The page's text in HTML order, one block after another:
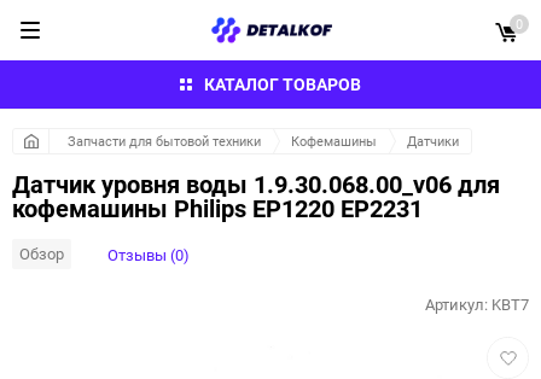
КАТАЛОГ ТОВАРОВ
0
Запчасти для бытовой техники Кофемашины Датчики
Датчик уровня воды 1.9.30.068.00_v06 для
кофемашины Philips EP1220 EP2231
Обзор Отзывы (0)
Артикул: KBT7